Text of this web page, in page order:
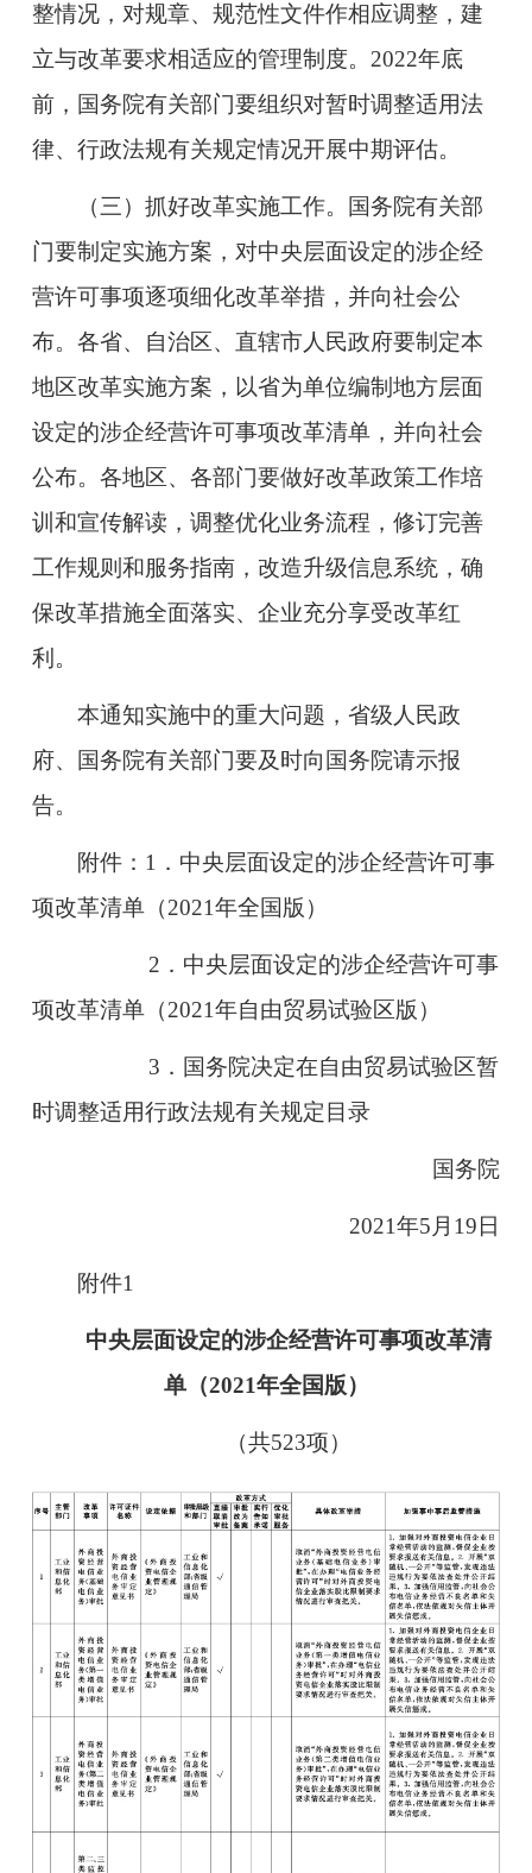
整情况，对规章、规范性文件作相应调整，建
立与改革要求相适应的管理制度。2022年底
前，国务院有关部门要组织对暂时调整适用法
律、行政法规有关规定情况开展中期评估。
（三）抓好改革实施工作。国务院有关部
门要制定实施方案，对中央层面设定的涉企经
营许可事项逐项细化改革举措，并向社会公
布。各省、自治区、直辖市人民政府要制定本
地区改革实施方案，以省为单位编制地方层面
设定的涉企经营许可事项改革清单，并向社会
公布。各地区、各部门要做好改革政策工作培
训和宣传解读，调整优化业务流程，修订完善
工作规则和服务指南，改造升级信息系统，确
保改革措施全面落实、企业充分享受改革红
利。
本通知实施中的重大问题，省级人民政
府、国务院有关部门要及时向国务院请示报
告。
附件：1．中央层面设定的涉企经营许可事
项改革清单（2021年全国版）
2．中央层面设定的涉企经营许可事
项改革清单（2021年自由贸易试验区版）
3．国务院决定在自由贸易试验区暂
时调整适用行政法规有关规定目录
国务院
2021年5月19日
附件1
中央层面设定的涉企经营许可事项改革清
单（2021年全国版）
（共523项）